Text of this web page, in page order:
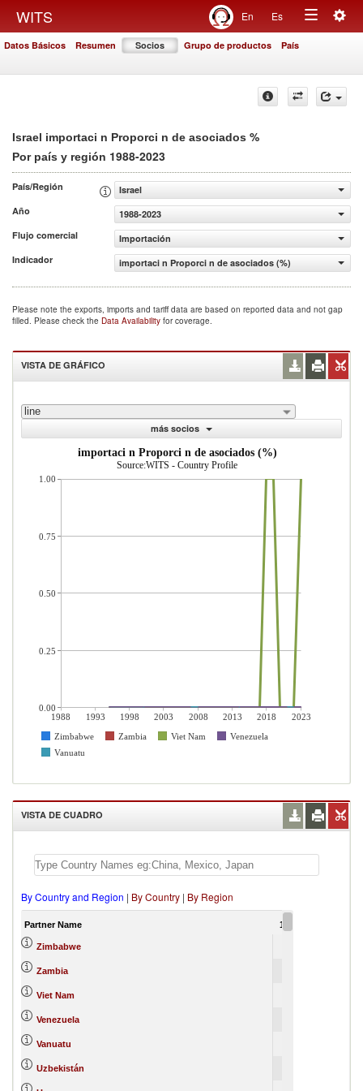
WITS En Es
Toggle
Datos Básicos Resumen Socios Grupo de productos País
Israel importaci n Proporci n de asociados %
Por país y región 1988-2023
País/Región
Israel
Año
1988-2023
Flujo comercial
Importación
Indicador
importaci n Proporci n de asociados (%)
Please note the exports, imports and tariff data are based on reported data and not gap
filled. Please check the Data Availability for coverage.
VISTA DE GRÁFICO
line
más socios
importaci n Proporci n de asociados (%)
Source:WITS - Country Profile
1988 1993 1998 2003 2008 2013 2018
2023
Zimbabwe
Zambia Viet Nam
Venezuela
Vanuatu
1.00
0.75
0.50
0.25
0.00
VISTA DE CUADRO
By Country and Region | By Country | By Region
Partner Name 1988
Zimbabwe
Zambia
Viet Nam
Venezuela
Vanuatu
Uzbekistán